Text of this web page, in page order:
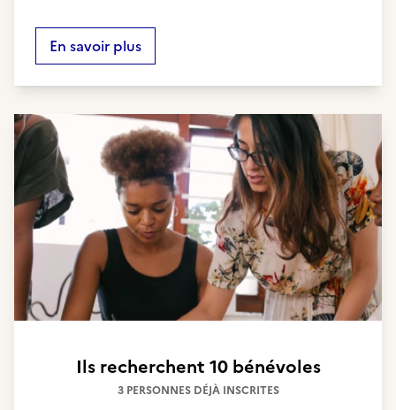
En savoir plus
Ils recherchent 10 bénévoles
3 PERSONNES DÉJÀ INSCRITES